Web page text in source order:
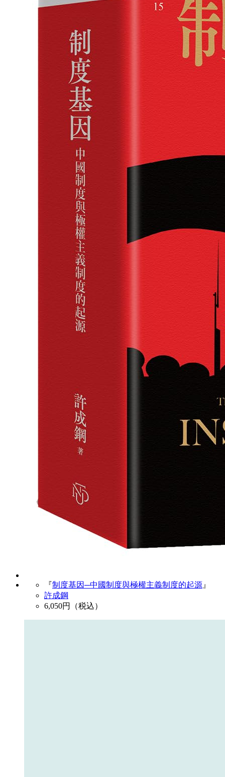
『制度基因─中國制度與極權主義制度的起源 』
許成鋼
6,050円（税込）